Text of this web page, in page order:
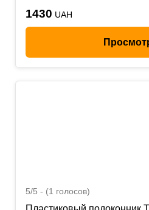
1430 UAH
5/5 - (1 голосов)